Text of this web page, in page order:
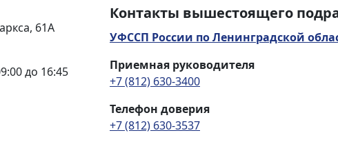
61А
до 16:45
Контакты вышестоящего
УФССП России по Ленинградской
Приемная руководителя
+7 (812) 630-3400
Телефон доверия
+7 (812) 630-3537